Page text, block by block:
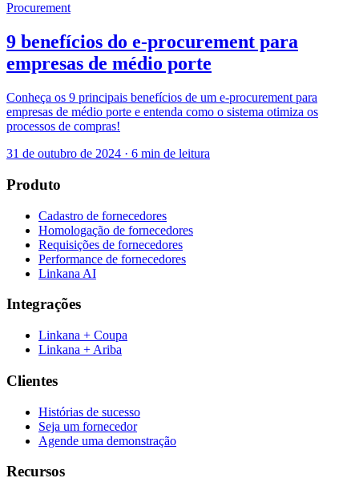
Procurement
9 benefícios do e-procurement para
empresas de médio porte
Conheça os 9 principais benefícios de um e-procurement para
empresas de médio porte e entenda como o sistema otimiza os
processos de compras!
31 de outubro de 2024 · 6 min de leitura
Produto
Cadastro de fornecedores
Homologação de fornecedores
Requisições de fornecedores
Performance de fornecedores
Linkana AI
Integrações
Linkana + Coupa
Linkana + Ariba
Clientes
Histórias de sucesso
Seja um fornecedor
Agende uma demonstração
Recursos